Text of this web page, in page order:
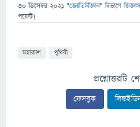
30 ডিসেম্বর 2021 "জ্যোতির্বিজ্ঞান" বিভাগে
পয়েন্ট)
মহাকাশ পৃথিবী
প্রশ্নোত্তরটি
ফেসবুক